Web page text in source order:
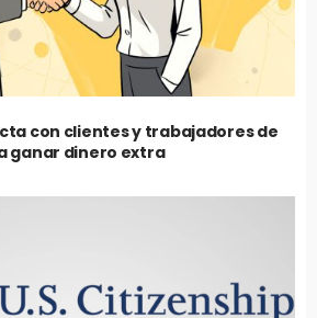
con clientes y trabajadores de
ganar dinero extra